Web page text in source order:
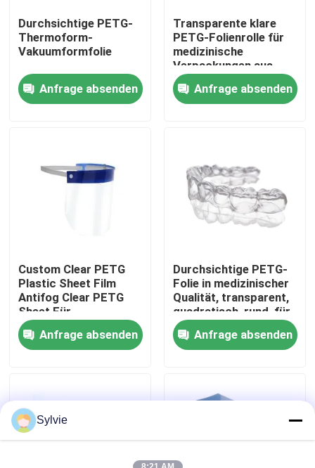
Haus
Produkte
Treten Sie mit uns in Verbindung
Nachrichten
PET-Folie
Durchsichtige PETG-
Thermoform-
Vakuumformfolie
Anfrage absenden
Transparente klare
PETG-Folienrolle für
medizinische
Verpackungen aus
Kunststoff
Anfrage absenden
Custom Clear PETG
Plastic Sheet Film
Antifog Clear PETG
Sheet Für
Gesichtsschutz Maske
Anfrage absenden
Durchsichtige PETG-
Folie in medizinischer
Qualität, transparent,
quadratisch, rund, für
durchsichtige Aligner
Anfrage absenden
Sylvie